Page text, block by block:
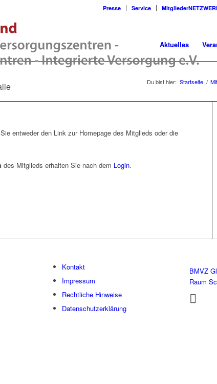
Presse Service
Aktuelles
Du bist hier: Startseite /
entweder den Link zur Homepage des Mitglieds oder die
des Mitglieds erhalten Sie nach dem Login.
Kontakt
Impressum
Rechtliche Hinweise
Datenschutzerklärung
BMVZ
Raum